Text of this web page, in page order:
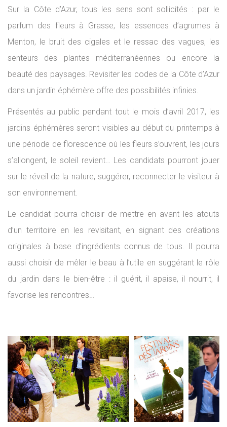
Sur la Côte d’Azur, tous les sens sont sollicités : par le
parfum des fleurs à Grasse, les essences d’agrumes à
Menton, le bruit des cigales et le ressac des vagues, les
senteurs des plantes méditerranéennes ou encore la
beauté des paysages. Revisiter les codes de la Côte d’Azur
dans un jardin éphémère offre des possibilités infinies.
Présentés au public pendant tout le mois d’avril 2017, les
jardins éphémères seront visibles au début du printemps à
une période de florescence où les fleurs s’ouvrent, les jours
s’allongent, le soleil revient… Les candidats pourront jouer
sur le réveil de la nature, suggérer, reconnecter le visiteur à
son environnement.
Le candidat pourra choisir de mettre en avant les atouts
d’un territoire en les revisitant, en signant des créations
originales à base d’ingrédients connus de tous. Il pourra
aussi choisir de mêler le beau à l’utile en suggérant le rôle
du jardin dans le bien-être : il guérit, il apaise, il nourrit, il
favorise les rencontres…